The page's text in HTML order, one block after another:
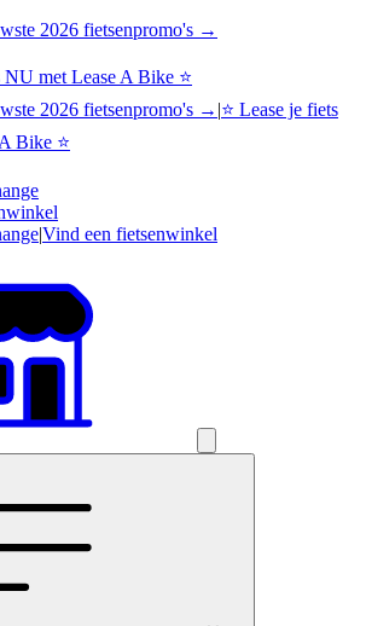
2026 fietsenpromo's →
NU met Lease A Bike ⭐
2026 fietsenpromo's → |⭐ Lease je fiets
Bike ⭐
|Vind een fietsenwinkel